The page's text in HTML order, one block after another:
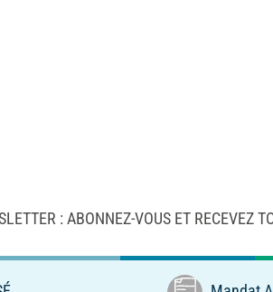
: ABONNEZ-VOUS ET RECEVEZ